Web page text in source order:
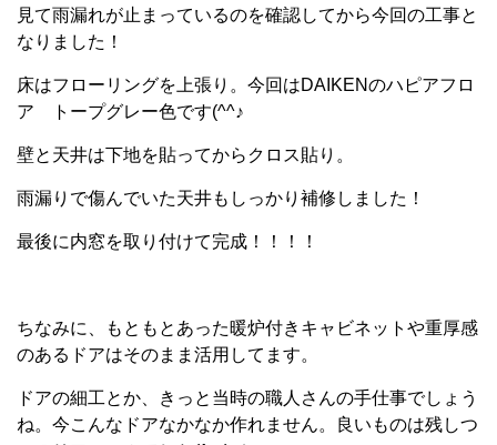
見て雨漏れが止まっているのを確認してから今回の工事と
なりました！
床はフローリングを上張り。今回はDAIKENのハピアフロ
ア トープグレー色です(^^♪
壁と天井は下地を貼ってからクロス貼り。
雨漏りで傷んでいた天井もしっかり補修しました！
最後に内窓を取り付けて完成！！！！
ちなみに、もともとあった暖炉付きキャビネットや重厚感
のあるドアはそのまま活用してます。
ドアの細工とか、きっと当時の職人さんの手仕事でしょう
ね。今こんなドアなかなか作れません。良いものは残しつ